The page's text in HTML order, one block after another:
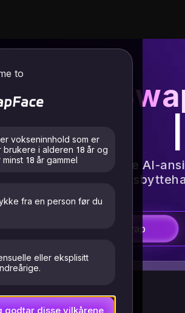
to
vokseninnhold som er
i alderen 18 år og
18 år gammel
fra en person før du
eller eksplisitt
godtar disse vilkårene
Face
SwapFace, den beste AI-
Bransjeledende
Video Face Swap